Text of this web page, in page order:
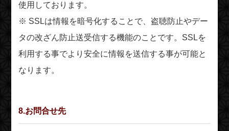
使用しております。
※ SSLは情報を暗号化することで、盗聴防止やデー
タの改ざん防止送受信する機能のことです。SSLを
利用する事でより安全に情報を送信する事が可能と
なります。
8.お問合せ先